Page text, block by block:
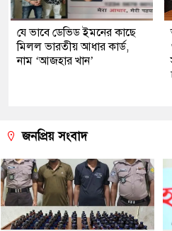
যে ভাবে ডেভিড ইমনের কাছে
মিলল ভারতীয় আধার কার্ড,
নাম ‘আজহার খান’
জনপ্রিয় সংবাদ